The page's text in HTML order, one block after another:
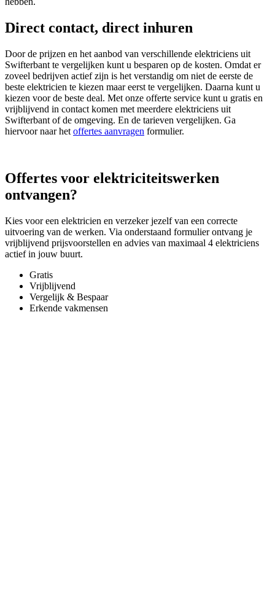
Direct contact, direct inhuren
Door de prijzen en het aanbod van verschillende elektriciens uit
Swifterbant te vergelijken kunt u besparen op de kosten. Omdat er
zoveel bedrijven actief zijn is het verstandig om niet de eerste de
beste elektricien te kiezen maar eerst te vergelijken. Daarna kunt u
kiezen voor de beste deal. Met onze offerte service kunt u gratis en
vrijblijvend in contact komen met meerdere elektriciens uit
Swifterbant of de omgeving. En de tarieven vergelijken. Ga
hiervoor naar het offertes aanvragen formulier.
Offertes voor elektriciteitswerken
ontvangen?
Kies voor een elektricien en verzeker jezelf van een correcte
uitvoering van de werken. Via onderstaand formulier ontvang je
vrijblijvend prijsvoorstellen en advies van maximaal 4 elektriciens
actief in jouw buurt.
Gratis
Vrijblijvend
Vergelijk & Bespaar
Erkende vakmensen